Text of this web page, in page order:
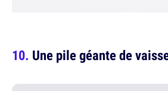
Une pile géante de